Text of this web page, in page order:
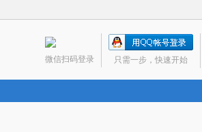
只需一步，快速开始
微信扫码登录